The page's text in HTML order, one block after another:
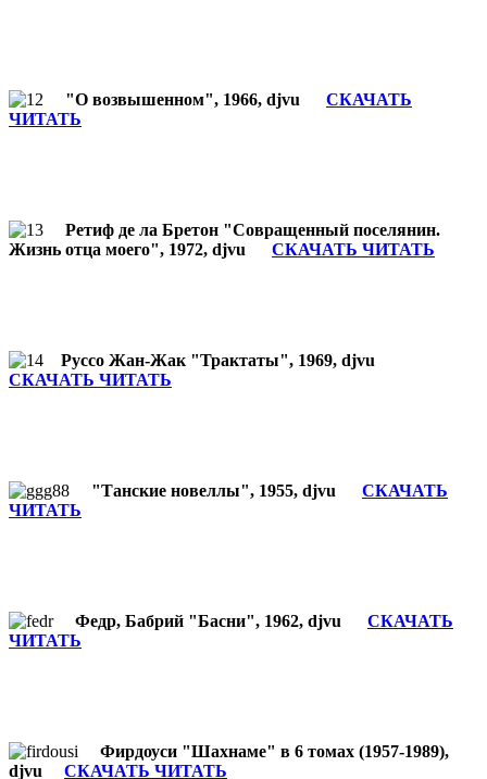
"О возвышенном", 1966, djvu СКАЧАТЬ
ЧИТАТЬ
Ретиф де ла Бретон "Совращенный поселянин.
Жизнь отца моего", 1972, djvu СКАЧАТЬ ЧИТАТЬ
Руссо Жан-Жак "Трактаты", 1969, djvu
СКАЧАТЬ ЧИТАТЬ
"Танские новеллы", 1955, djvu СКАЧАТЬ
ЧИТАТЬ
Федр, Бабрий "Басни", 1962, djvu СКАЧАТЬ
ЧИТАТЬ
Фирдоуси "Шахнаме" в 6 томах (1957-1989),
djvu СКАЧАТЬ ЧИТАТЬ